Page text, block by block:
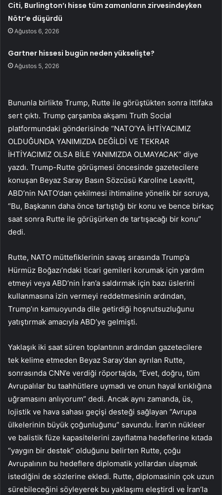
Citi, Burlington’ı hisse tüm zamanların zirvesindeyken
Nötr’e düşürdü
Ağustos 6, 2026
Gartner hissesi bugün neden yükselişte?
Ağustos 5, 2026
Bununla birlikte Trump, Rutte ile görüştükten sonra ittifaka
sert çıktı. Trump çarşamba akşamı Truth Social
platformundaki gönderisinde “NATO’YA İHTİYACIMIZ
OLDUĞUNDA YANIMIZDA DEĞİLDİ VE TEKRAR
İHTİYACIMIZ OLSA BİLE YANIMIZDA OLMAYACAK” diye
yazdı. Trump-Rutte görüşmesi öncesinde gazetecilere
konuşan Beyaz Saray Basın Sözcüsü Karoline Leavitt,
ABD’nin NATO’dan çekilmesi ihtimaline yönelik bir soruya,
“Bu, Başkanın daha önce tartıştığı bir konu ve bence birkaç
saat sonra Rutte ile görüşürken de tartışacağı bir konu”
dedi.
Rutte, NATO müttefiklerinin savaş sırasında Trump’a
Hürmüz Boğazı’ndaki ticari gemileri korumak için yardım
etmeyi veya ABD’nin İran’a saldırmak için bazı üslerini
kullanmasına izin vermeyi reddetmesinin ardından,
Trump’ın kamuoyunda dile getirdiği hoşnutsuzluğunu
yatıştırmak amacıyla ABD’ye gelmişti.
Yaklaşık iki saat süren toplantının ardından gazetecilere
tek kelime etmeden Beyaz Saray’dan ayrılan Rutte,
sonrasında CNN’e verdiği röportajda, “Evet, doğru, tüm
Avrupalılar bu taahhütlere uymadı ve onun hayal kırıklığına
uğramasını anlıyorum” dedi. Ancak aynı zamanda, üs,
lojistik ve hava sahası geçişi desteği sağlayan “Avrupa
ülkelerinin büyük çoğunluğunu” savundu. İran’ın nükleer
ve balistik füze kapasitelerini zayıflatma hedeflerine kıtada
“yaygın bir destek” olduğunu belirten Rutte, çoğu
Avrupalının bu hedeflere diplomatik yollardan ulaşmak
istediğini de sözlerine ekledi. Rutte, diplomasinin çok uzun
sürebileceğini söyleyerek bu yaklaşımı eleştirdi ve İran’la